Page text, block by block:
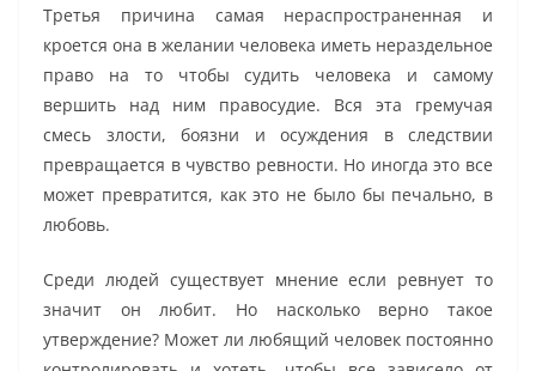
Третья причина самая нераспространенная и
кроется она в желании человека иметь нераздельное
право на то чтобы судить человека и самому
вершить над ним правосудие. Вся эта гремучая
смесь злости, боязни и осуждения в следствии
превращается в чувство ревности. Но иногда это все
может превратится, как это не было бы печально, в
любовь.
Среди людей существует мнение если ревнует то
значит он любит. Но насколько верно такое
утверждение? Может ли любящий человек постоянно